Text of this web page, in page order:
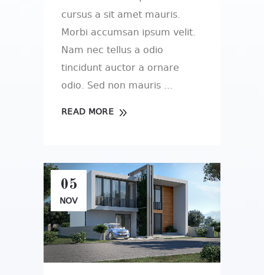
cursus a sit amet mauris.
Morbi accumsan ipsum velit.
Nam nec tellus a odio
tincidunt auctor a ornare
odio. Sed non mauris
READ MORE
05
NOV